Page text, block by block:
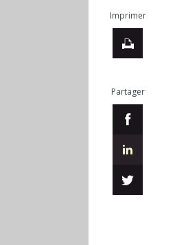
Imprimer
Partager